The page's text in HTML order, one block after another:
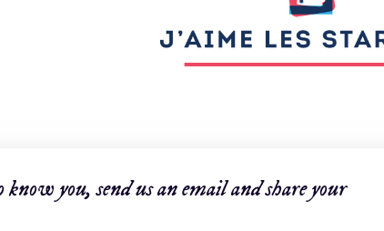
know you, send us an email and share your